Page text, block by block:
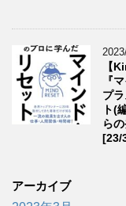
【
『
プ
ト(
ら
[23/
アーカイブ